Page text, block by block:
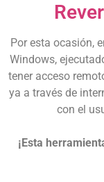
Por esta ocasión,
Windows,
tener acceso
ya a través de
con el
¡Esta